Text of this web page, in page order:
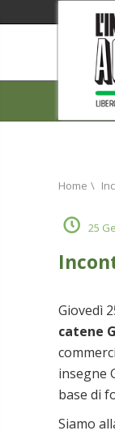
Home \
25
Giovedì
catene
insegne
base di
Siamo